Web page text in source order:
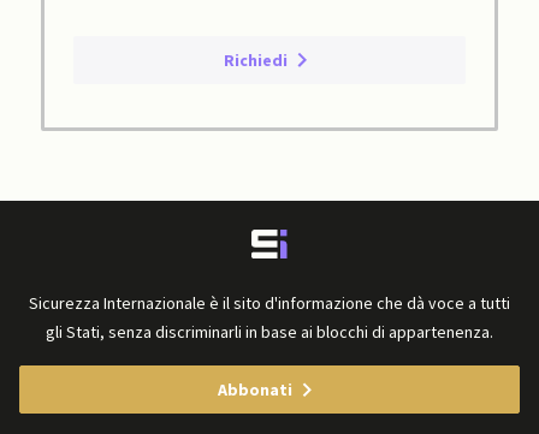
Richiedi
Sicurezza Internazionale è il sito d'informazione che dà voce a tutti
gli Stati, senza discriminarli in base ai blocchi di appartenenza.
Abbonati